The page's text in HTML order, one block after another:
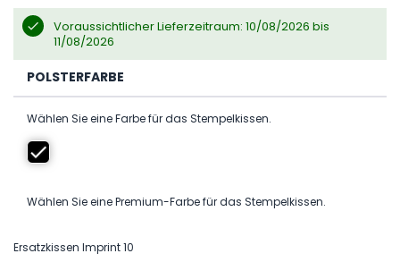
Voraussichtlicher Lieferzeitraum: 10/08/2026 bis
11/08/2026
POLSTERFARBE
Wählen Sie eine Farbe für das Stempelkissen.
Wählen Sie eine Premium-Farbe für das Stempelkissen.
Ersatzkissen Imprint 10